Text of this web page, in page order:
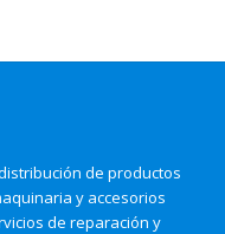
de productos
y accesorios
de reparación y